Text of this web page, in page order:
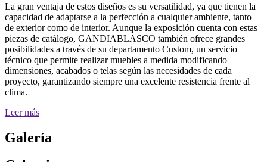
La gran ventaja de estos diseños es su versatilidad, ya que tienen la
capacidad de adaptarse a la perfección a cualquier ambiente, tanto
de exterior como de interior. Aunque la exposición cuenta con estas
piezas de catálogo, GANDIABLASCO también ofrece grandes
posibilidades a través de su departamento Custom, un servicio
técnico que permite realizar muebles a medida modificando
dimensiones, acabados o telas según las necesidades de cada
proyecto, garantizando siempre una excelente resistencia frente al
clima.
Leer más
Galería